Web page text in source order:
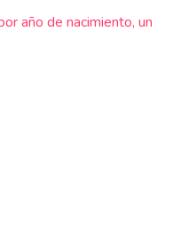
año de nacimiento, un